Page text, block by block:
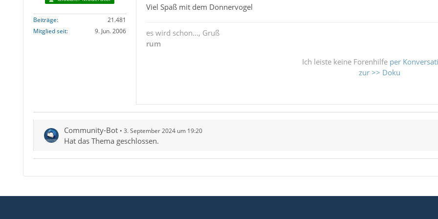
Beiträge
21.481
Mitglied seit
9. Jun. 2006
Viel Spaß mit dem Donnervogel
es wird schon..., Gruß
rum
Ich leiste keine Forenhilfe per
zur >> Doku
Community-Bot 3. September 2024 um 19:20
Hat das Thema geschlossen.